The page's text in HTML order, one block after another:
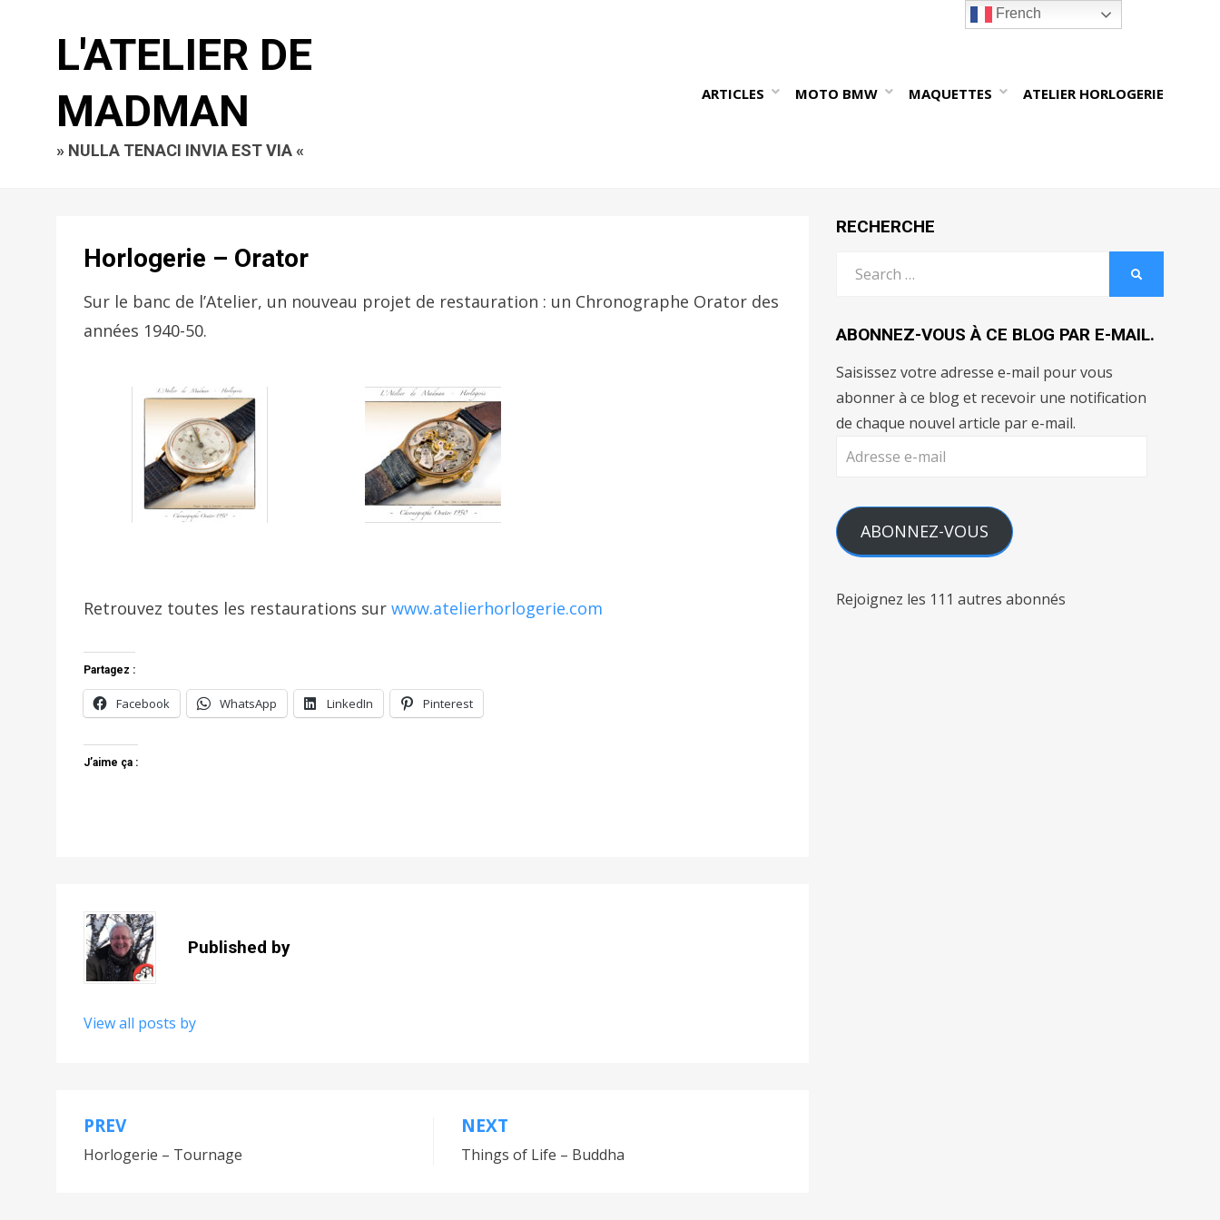
L'ATELIER DE
MADMAN
» NULLA TENACI INVIA EST VIA «
ARTICLES MOTO BMW MAQUETTES ATELIER HORLOGERIE
Horlogerie – Orator
Sur le banc de l’Atelier, un nouveau projet de restauration : un Chronographe Orator des
années 1940-50.
Retrouvez toutes les restaurations sur www.atelierhorlogerie.com
Partagez :
Facebook WhatsApp LinkedIn Pinterest
J’aime ça :
Published by
View all posts by
Navigation
de
PREV
Horlogerie – Tournage
NEXT
Things of Life – Buddha
RECHERCHE
ABONNEZ-VOUS À CE BLOG PAR E-MAIL.
Saisissez votre adresse e-mail pour vous
abonner à ce blog et recevoir une notification
de chaque nouvel article par e-mail.
Adresse
ABONNEZ-VOUS
Rejoignez les 111 autres abonnés
French